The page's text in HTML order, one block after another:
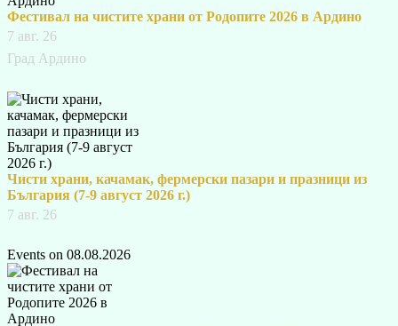
Фестивал на чистите храни от Родопите 2026 в Ардино
7 авг. 26
Град Ардино
Чисти храни, качамак, фермерски пазари и празници из
България (7-9 август 2026 г.)
7 авг. 26
Events on 08.08.2026